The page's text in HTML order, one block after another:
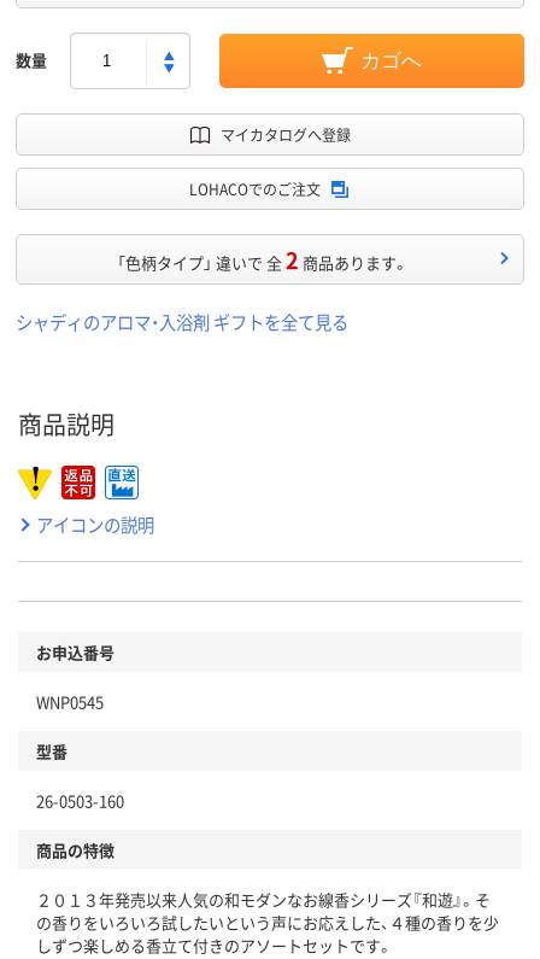
数量 カゴへ
マイカタログへ登録
LOHACOでのご注文
「色柄タイプ」 違いで 全2 商品あります。
シャディのアロマ・入浴剤 ギフトを全て見る
商品説明
アイコンの説明
お申込番号
WNP0545
型番
26-0503-160
商品の特徴
２０１３年発売以来人気の和モダンなお線香シリーズ『和遊』。そ
の香りをいろいろ試したいという声にお応えした、４種の香りを少
しずつ楽しめる香立て付きのアソートセットです。